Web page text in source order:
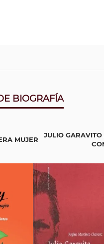
BIOGRAFÍA
MUJER
JULIO